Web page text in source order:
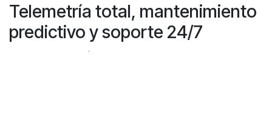
Telemetría total, mantenimiento
predictivo y soporte 24/7
Monitorización de sensores y motores: